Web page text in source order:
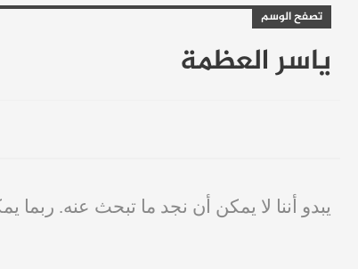
تصفح الوسم
ياسر العظمة
يبدو أننا لا يمكن أن نجد ما تبحث عنه. ربما